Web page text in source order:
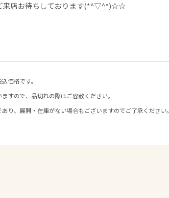
来店お待ちしております(*^▽^*)☆☆
価格です。
すので、品切れの際はご容赦ください。
り、展開・在庫がない場合もございますのでご了承ください。